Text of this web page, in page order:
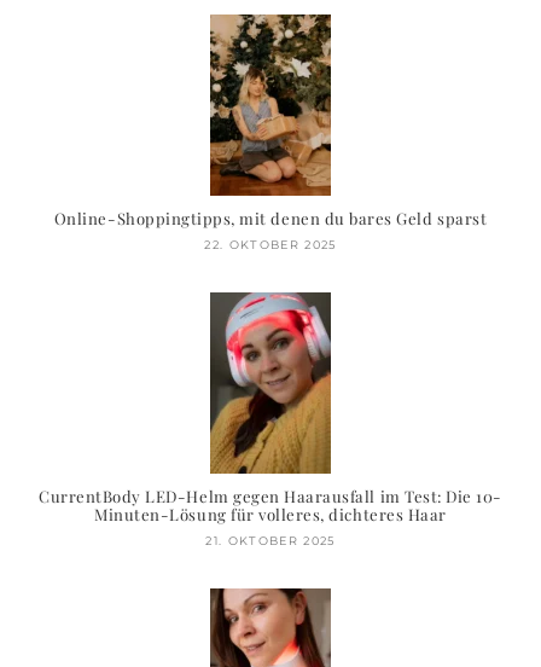
Online-Shoppingtipps, mit denen du bares Geld sparst
22. OKTOBER 2025
CurrentBody LED-Helm gegen Haarausfall im Test: Die 10-
Minuten-Lösung für volleres, dichteres Haar
21. OKTOBER 2025